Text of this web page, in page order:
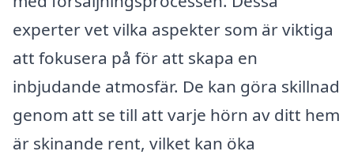
experter vet vilka aspekter som är viktiga
att fokusera på för att skapa en
inbjudande atmosfär. De kan göra skillnad
genom att se till att varje hörn av ditt hem
är skinande rent, vilket kan öka